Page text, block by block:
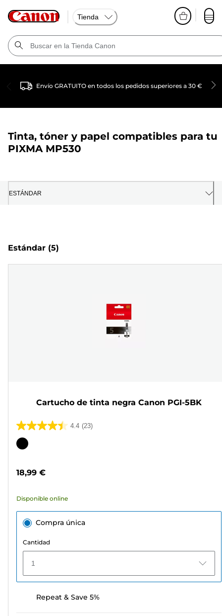
Tienda
Envío GRATUITO en todos los pedidos superiores a 30 €
Tinta, tóner y papel compatibles para tu
PIXMA MP530
ESTÁNDAR
Estándar (5)
Cartucho de tinta negra Canon PGI-5BK
4.4 (23)
4.4
de
23
Cartucho
18,99 €
Disponible online
Compra única
Cantidad
1
Repeat & Save 5%